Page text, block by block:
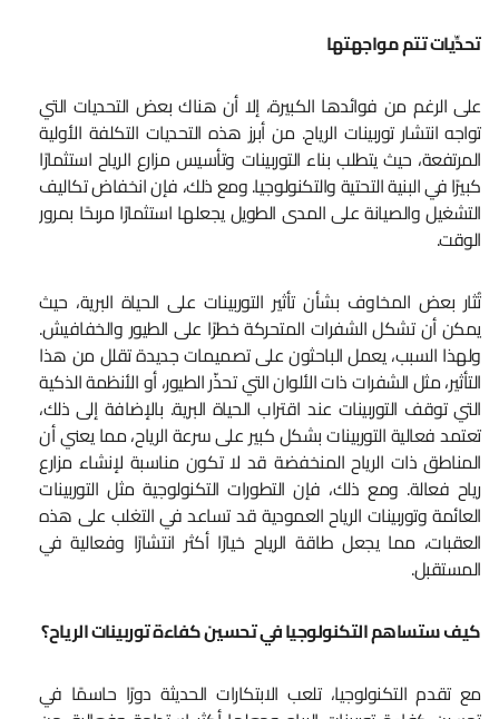
تحدِّيات تتم مواجهتها
على الرغم من فوائدها الكبيرة، إلا أن هناك بعض التحديات التي
تواجه انتشار توربينات الرياح. من أبرز هذه التحديات التكلفة الأولية
المرتفعة، حيث يتطلب بناء التوربينات وتأسيس مزارع الرياح استثمارًا
كبيرًا في البنية التحتية والتكنولوجيا. ومع ذلك، فإن انخفاض تكاليف
التشغيل والصيانة على المدى الطويل يجعلها استثمارًا مربحًا بمرور
الوقت.
تُثار بعض المخاوف بشأن تأثير التوربينات على الحياة البرية، حيث
يمكن أن تشكل الشفرات المتحركة خطرًا على الطيور والخفافيش.
ولهذا السبب، يعمل الباحثون على تصميمات جديدة تقلل من هذا
التأثير، مثل الشفرات ذات الألوان التي تحذّر الطيور، أو الأنظمة الذكية
التي توقف التوربينات عند اقتراب الحياة البرية. بالإضافة إلى ذلك،
تعتمد فعالية التوربينات بشكل كبير على سرعة الرياح، مما يعني أن
المناطق ذات الرياح المنخفضة قد لا تكون مناسبة لإنشاء مزارع
رياح فعالة. ومع ذلك، فإن التطورات التكنولوجية مثل التوربينات
العائمة وتوربينات الرياح العمودية قد تساعد في التغلب على هذه
العقبات، مما يجعل طاقة الرياح خيارًا أكثر انتشارًا وفعالية في
المستقبل.
كيف ستساهم التكنولوجيا في تحسين كفاءة توربينات الرياح؟
مع تقدم التكنولوجيا، تلعب الابتكارات الحديثة دورًا حاسمًا في